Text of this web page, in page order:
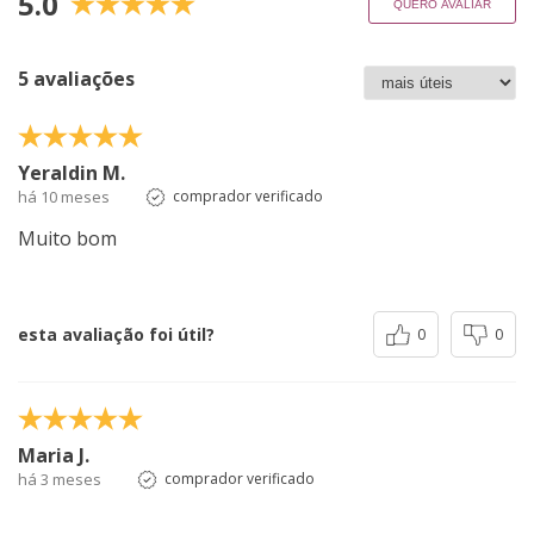
QUERO AVALIAR
5 avaliações
Yeraldin M.
há 10 meses comprador verificado
Muito bom
esta avaliação foi útil? 0 0
Maria J.
há 3 meses comprador verificado